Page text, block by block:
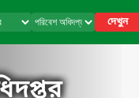
দেখুন